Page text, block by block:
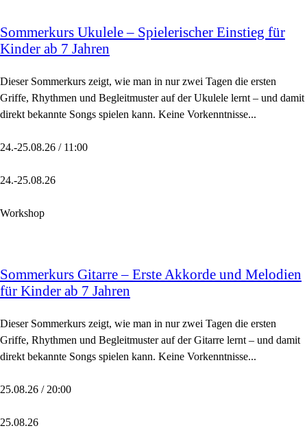
Sommerkurs Ukulele – Spielerischer Einstieg für
Kinder ab 7 Jahren
Dieser Sommerkurs zeigt, wie man in nur zwei Tagen die ersten
Griffe, Rhythmen und Begleitmuster auf der Ukulele lernt – und damit
direkt bekannte Songs spielen kann. Keine Vorkenntnisse...
24.-25.08.26 / 11:00
24.-25.08.26
Workshop
Sommerkurs Gitarre – Erste Akkorde und Melodien
für Kinder ab 7 Jahren
Dieser Sommerkurs zeigt, wie man in nur zwei Tagen die ersten
Griffe, Rhythmen und Begleitmuster auf der Gitarre lernt – und damit
direkt bekannte Songs spielen kann. Keine Vorkenntnisse...
25.08.26 / 20:00
25.08.26